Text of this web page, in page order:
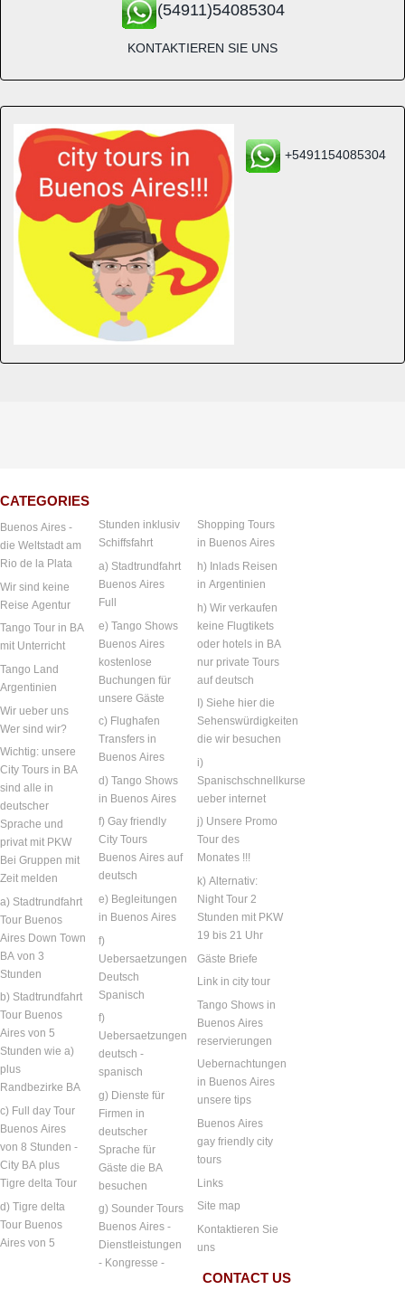
(54911)54085304
KONTAKTIEREN SIE UNS
+5491154085304
CATEGORIES
Buenos Aires -
die Weltstadt am
Rio de la Plata
Wir sind keine
Reise Agentur
Tango Tour in BA
mit Unterricht
Tango Land
Argentinien
Wir ueber uns
Wer sind wir?
Wichtig: unsere
City Tours in BA
sind alle in
deutscher
Sprache und
privat mit PKW
Bei Gruppen mit
Zeit melden
a) Stadtrundfahrt
Tour Buenos
Aires Down Town
BA von 3
Stunden
b) Stadtrundfahrt
Tour Buenos
Aires von 5
Stunden wie a)
plus
Randbezirke BA
c) Full day Tour
Buenos Aires
von 8 Stunden -
City BA plus
Tigre delta Tour
d) Tigre delta
Tour Buenos
Aires von 5
Stunden inklusiv
Schiffsfahrt
a) Stadtrundfahrt
Buenos Aires
Full
e) Tango Shows
Buenos Aires
kostenlose
Buchungen für
unsere Gäste
c) Flughafen
Transfers in
Buenos Aires
d) Tango Shows
in Buenos Aires
f) Gay friendly
City Tours
Buenos Aires auf
deutsch
e) Begleitungen
in Buenos Aires
f)
Uebersaetzungen
Deutsch
Spanisch
f)
Uebersaetzungen
deutsch -
spanisch
g) Dienste für
Firmen in
deutscher
Sprache für
Gäste die BA
besuchen
g) Sounder Tours
Buenos Aires -
Dienstleistungen
- Kongresse -
Shopping Tours
in Buenos Aires
h) Inlads Reisen
in Argentinien
h) Wir verkaufen
keine Flugtikets
oder hotels in BA
nur private Tours
auf deutsch
I) Siehe hier die
Sehenswürdigkeiten
die wir besuchen
i)
Spanischschnellkurse
ueber internet
j) Unsere Promo
Tour des
Monates !!!
k) Alternativ:
Night Tour 2
Stunden mit PKW
19 bis 21 Uhr
Gäste Briefe
Link in city tour
Tango Shows in
Buenos Aires
reservierungen
Uebernachtungen
in Buenos Aires
unsere tips
Buenos Aires
gay friendly city
tours
Links
Site map
Kontaktieren Sie
uns
CONTACT US